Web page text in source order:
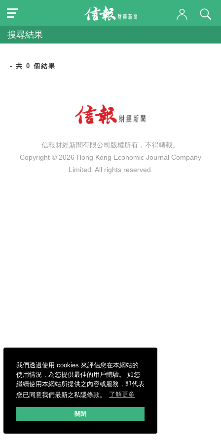
我們透過使用 cookies 來評估您在本網站的
使用情況，為您提供最佳的用戶體驗。 如您
繼續使用本網站所提供之內容或服務，即代表
您已同意我們最新之私隱條款。
了解更多
關閉
搜尋結果
- 共 0 個結果
信報財經新聞有限公司版權所有，不得轉載。
Copyright © 2026 Hong Kong Economic Journal Company
Limited. All rights reserved.